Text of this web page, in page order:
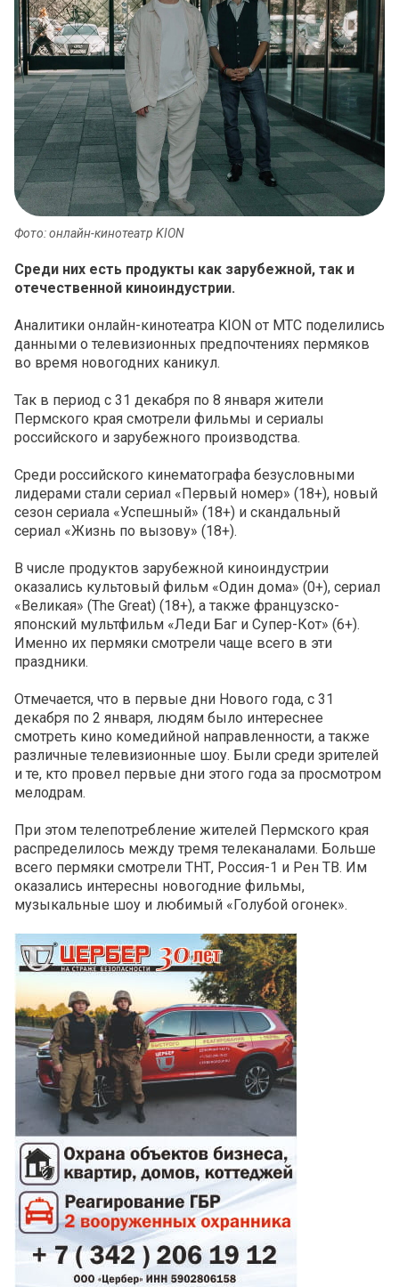
Фото: онлайн-кинотеатр KION
Среди них есть продукты как зарубежной, так и
отечественной киноиндустрии.
Аналитики онлайн-кинотеатра KION от МТС поделились
данными о телевизионных предпочтениях пермяков
во время новогодних каникул.
Так в период с 31 декабря по 8 января жители
Пермского края смотрели фильмы и сериалы
российского и зарубежного производства.
Среди российского кинематографа безусловными
лидерами стали сериал «Первый номер» (18+), новый
сезон сериала «Успешный» (18+) и скандальный
сериал «Жизнь по вызову» (18+).
В числе продуктов зарубежной киноиндустрии
оказались культовый фильм «Один дома» (0+), сериал
«Великая» (The Great) (18+), а также французско-
японский мультфильм «Леди Баг и Супер-Кот» (6+).
Именно их пермяки смотрели чаще всего в эти
праздники.
Отмечается, что в первые дни Нового года, с 31
декабря по 2 января, людям было интереснее
смотреть кино комедийной направленности, а также
различные телевизионные шоу. Были среди зрителей
и те, кто провел первые дни этого года за просмотром
мелодрам.
При этом телепотребление жителей Пермского края
распределилось между тремя телеканалами. Больше
всего пермяки смотрели ТНТ, Россия-1 и Рен ТВ. Им
оказались интересны новогодние фильмы,
музыкальные шоу и любимый «Голубой огонек».